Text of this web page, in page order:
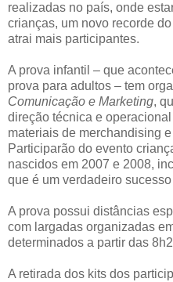
realizadas no país, onde
crianças, um novo recorde
atrai mais participantes.
A prova infantil – que
prova para adultos – tem
Comunicação e Marketing,
direção técnica e
materiais de merchandising
Participarão do evento
nascidos em 2007 e 2008,
que é um verdadeiro
A prova possui distâncias
com largadas organizadas
determinados a partir das
A retirada dos kits dos